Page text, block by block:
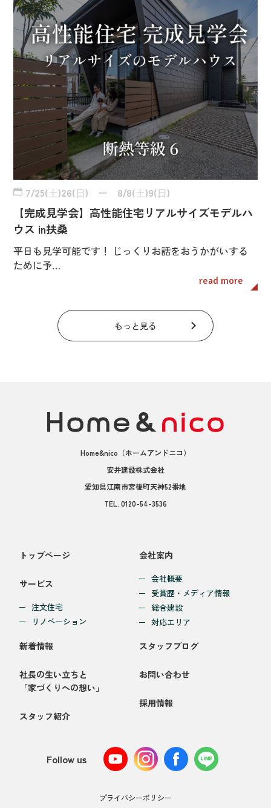
7/25(土)26(日) ー 8/8(土)9(日)
【完成見学会】高性能住宅リアルサイズモデルハ
ウス in扶桑
平日も見学可能です！ じっくりお話をおうかがいする
ために予…
read more
もっと見る
Home&nico （ホームアンドニコ）
安井建設株式会社
愛知県江南市宮後町天神52番地
TEL. 0120-54-3536
トップページ
サービス
注文住宅
リノベーション
会社案内
会社概要
受賞歴・メディア情報
総合建設
対応エリア
新着情報
社長の生い立ちと
「家づくりへの想い」
スタッフ紹介
スタッフブログ
お問い合わせ
採用情報
Follow us
プライバシーポリシー